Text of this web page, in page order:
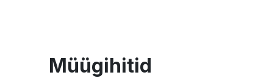
Müügihitid